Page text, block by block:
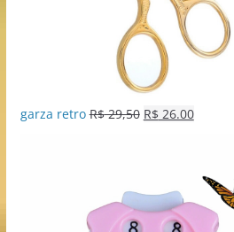
garza retro R$29,50 R$ 26.00